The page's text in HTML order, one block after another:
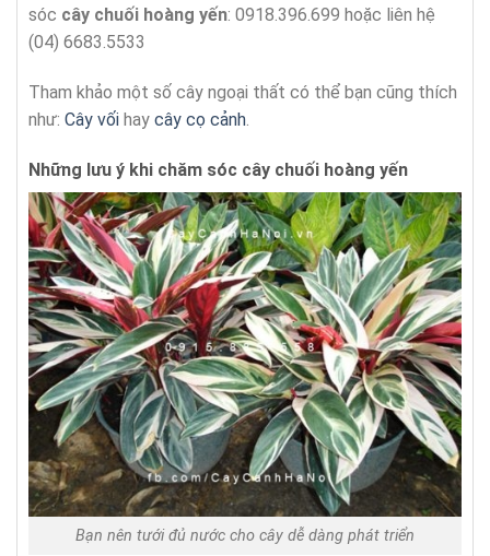
sóc cây chuối hoàng yến: 0918.396.699 hoặc liên hệ
(04) 6683.5533
Tham khảo một số cây ngoại thất có thể bạn cũng thích
như: Cây vối hay cây cọ cảnh.
Những lưu ý khi chăm sóc cây chuối hoàng yến
Bạn nên tưới đủ nước cho cây dễ dàng phát triển